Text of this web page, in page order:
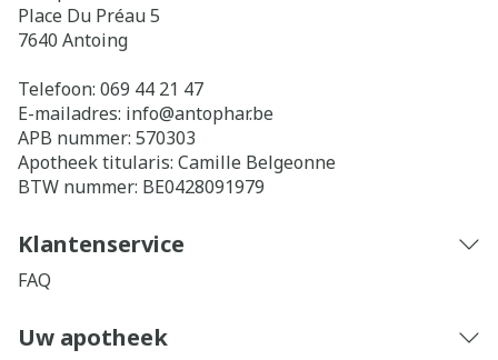
Place Du Préau 5
7640 Antoing
Telefoon: 069 44 21 47
E-mailadres: info@antophar.be
APB nummer: 570303
Apotheek titularis: Camille Belgeonne
BTW nummer: BE0428091979
Klantenservice
FAQ
Uw apotheek